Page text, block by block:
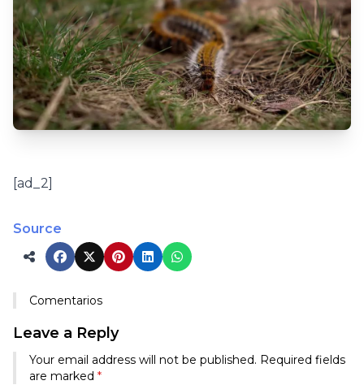
[ad_2]
Source
Comentarios
Leave a Reply
Your email address will not be published. Required fields
are marked *